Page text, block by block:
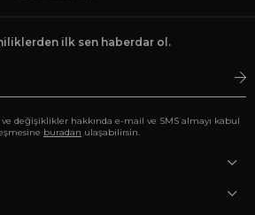
ilk sen haberdar ol.
değişiklikler hakkında e-mail ve SMS almayı kabul
buradan ulaşabilirsin.